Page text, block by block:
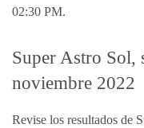
02:30 PM.
Super Astro Sol,
noviembre 2022
Revise los resultados de